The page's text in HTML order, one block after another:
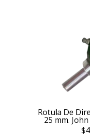
Rotula De
25 mm.